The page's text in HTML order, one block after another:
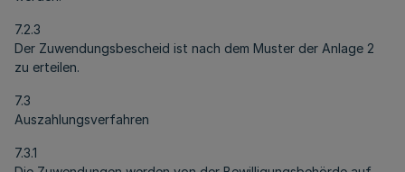
7.2.3
Der Zuwendungsbescheid ist nach dem Muster der Anlage 2
zu erteilen.
7.3
Auszahlungsverfahren
7.3.1